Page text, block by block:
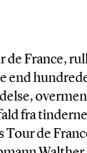
de France,
end
fra
Tour de